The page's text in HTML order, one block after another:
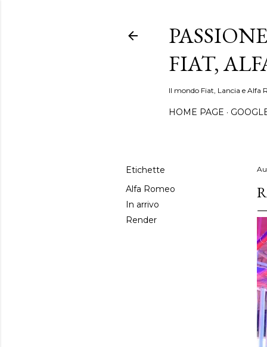
FIAT,
Il mondo Fiat, Lancia e
HOME PAGE
Etichette
Alfa Romeo
In arrivo
Render